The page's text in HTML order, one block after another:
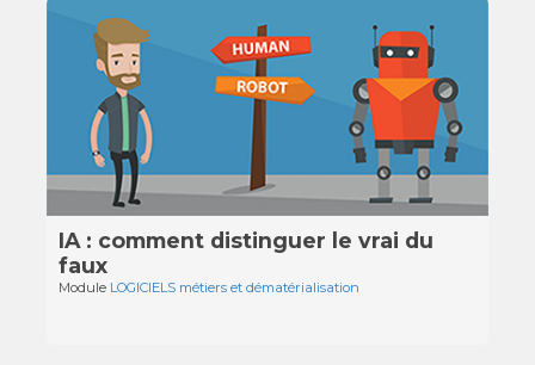
IA : comment distinguer le vrai du
faux
Module LOGICIELS métiers et dématérialisation